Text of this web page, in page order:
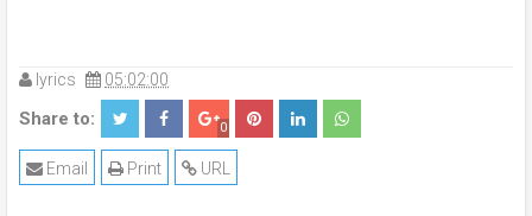
lyrics 05:02:00
Share to: 0
URL
Print
Email